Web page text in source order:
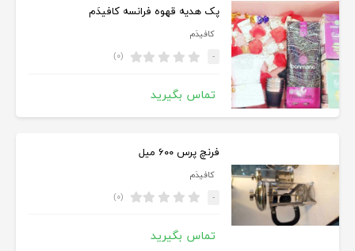
پک هدیه قهوه فرانسه کافیدَم
کافیدَم
- (۰)
تماس بگیرید
فرنچ پرس ۶۰۰ میل
کافیدَم
- (۰)
تماس بگیرید